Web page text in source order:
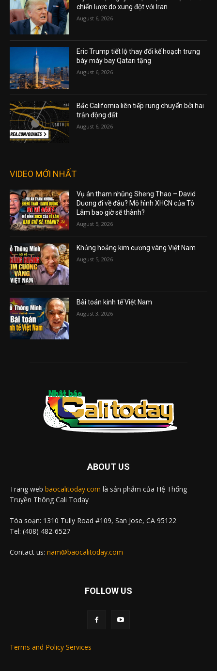
chiến lược do xung đột với Iran
August 6, 2026
Eric Trump tiết lộ thay đổi kế hoạch trưng
bày máy bay Qatari tặng
August 6, 2026
Bắc California liên tiếp rung chuyển bởi hai
trận động đất
August 6, 2026
VIDEO MỚI NHẤT
Vụ án tham nhũng Sheng Thao – David
Duong đi về đâu? Mô hình XHCN của Tô
Lâm bao giờ sẽ thành?
August 5, 2026
Khủng hoảng kim cương vàng Việt Nam
August 5, 2026
Bài toán kinh tế Việt Nam
August 3, 2026
ABOUT US
Trang web baocalitoday.com là sản phẩm của Hệ Thống
Truyền Thông Cali Today
Tòa soạn: 1310 Tully Road #109, San Jose, CA 95122
Tel: (408) 482-6527
Contact us: nam@baocalitoday.com
FOLLOW US
Terms and Policy Services